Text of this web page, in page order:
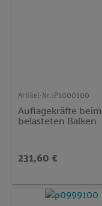
Artikel-Nr.: P1000100
Auflagekräfte beim
belasteten Balken
231,60 €